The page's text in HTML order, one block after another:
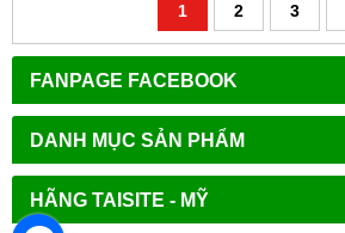
FANPAGE FACEBOOK
DANH MỤC SẢN PHẨM
HÃNG TAISITE - MỸ
1 2 3